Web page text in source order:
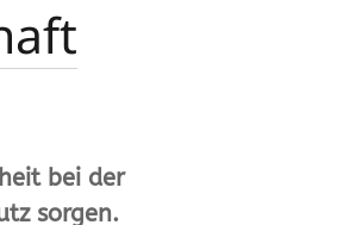
bei der
sorgen.